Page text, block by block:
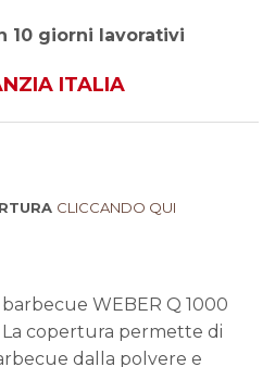
10 giorni lavorativi
ITALIA
CLICCANDO QUI
WEBER Q 1000
copertura permette di
dalla polvere e